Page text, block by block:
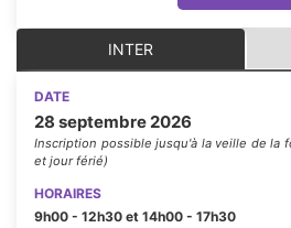
INTER
DATE
28 septembre 2026
Inscription possible jusqu'à la veille de la
et jour férié)
HORAIRES
9h00 - 12h30 et 14h00 - 17h30